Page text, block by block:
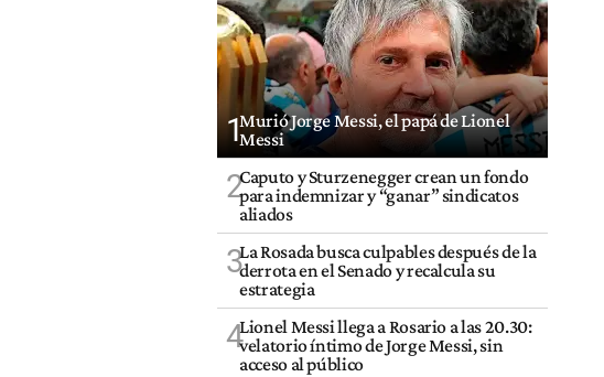
1Murió Jorge Messi, el papá de Lionel
Messi
2Caputo y Sturzenegger crean un fondo
para indemnizar y “ganar” sindicatos
aliados
3La Rosada busca culpables después de la
derrota en el Senado y recalcula su
estrategia
4Lionel Messi llega a Rosario a las 20.30:
velatorio íntimo de Jorge Messi, sin
acceso al público